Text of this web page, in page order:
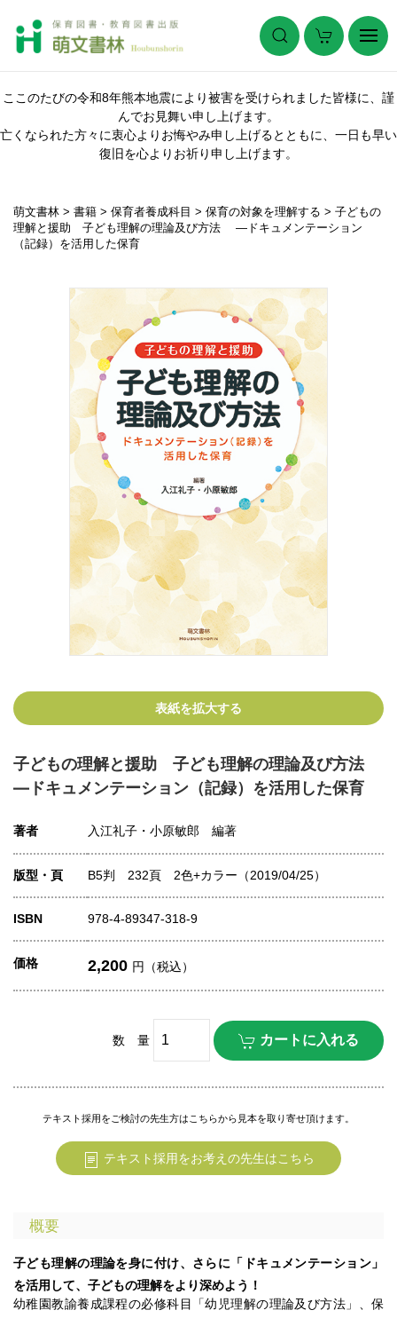
ここのたびの令和8年熊本地震により被害を受けられました皆様に、謹
んでお見舞い申し上げます。
亡くなられた方々に衷心よりお悔やみ申し上げるとともに、一日も早い
復旧を心よりお祈り申し上げます。
萌文書林 > 書籍 > 保育者養成科目 > 保育の対象を理解する > 子どもの
理解と援助 子ども理解の理論及び方法 ―ドキュメンテーション
（記録）を活用した保育
表紙を拡大する
子どもの理解と援助 子ども理解の理論及び方法
―ドキュメンテーション（記録）を活用した保育
著者 入江礼子・小原敏郎 編著
版型・頁 B5判 232頁 2色+カラー（2019/04/25）
ISBN 978-4-89347-318-9
価格 2,200 円（税込）
数 量
テキスト採用をご検討の先生方はこちらから見本を取り寄せ頂けます。
テキスト採用をお考えの先生はこちら
概要
子ども理解の理論を身に付け、さらに「ドキュメンテーション」
を活用して、子どもの理解をより深めよう！
幼稚園教諭養成課程の必修科目「幼児理解の理論及び方法」、保